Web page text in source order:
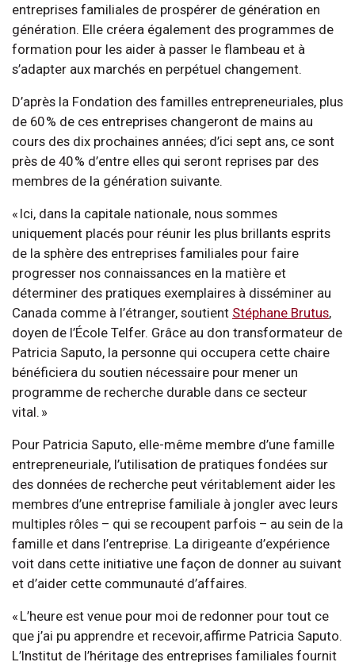
entreprises familiales de prospérer de génération en
génération. Elle créera également des programmes de
formation pour les aider à passer le flambeau et à
s’adapter aux marchés en perpétuel changement.
D’après la Fondation des familles entrepreneuriales, plus
de 60 % de ces entreprises changeront de mains au
cours des dix prochaines années; d’ici sept ans, ce sont
près de 40 % d’entre elles qui seront reprises par des
membres de la génération suivante.
« Ici, dans la capitale nationale, nous sommes
uniquement placés pour réunir les plus brillants esprits
de la sphère des entreprises familiales pour faire
progresser nos connaissances en la matière et
déterminer des pratiques exemplaires à disséminer au
Canada comme à l’étranger, soutient Stéphane Brutus,
doyen de l’École Telfer. Grâce au don transformateur de
Patricia Saputo, la personne qui occupera cette chaire
bénéficiera du soutien nécessaire pour mener un
programme de recherche durable dans ce secteur
vital. »
Pour Patricia Saputo, elle-même membre d’une famille
entrepreneuriale, l’utilisation de pratiques fondées sur
des données de recherche peut véritablement aider les
membres d’une entreprise familiale à jongler avec leurs
multiples rôles – qui se recoupent parfois – au sein de la
famille et dans l’entreprise. La dirigeante d’expérience
voit dans cette initiative une façon de donner au suivant
et d’aider cette communauté d’affaires.
« L’heure est venue pour moi de redonner pour tout ce
que j’ai pu apprendre et recevoir, affirme Patricia Saputo.
L’Institut de l’héritage des entreprises familiales fournit